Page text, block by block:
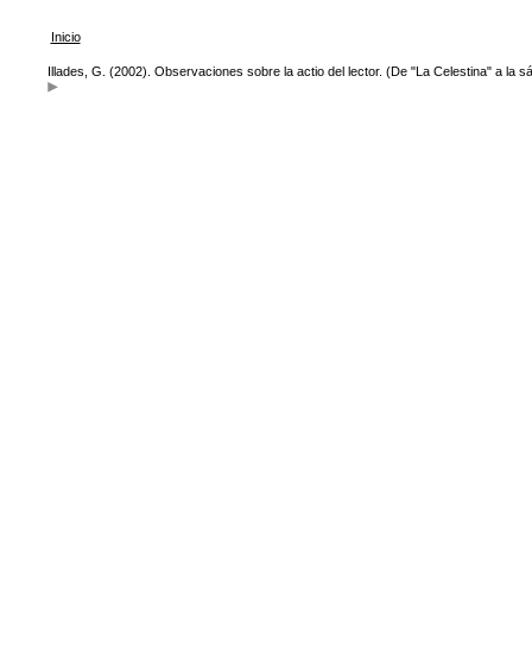
Inicio
Illades, G. (2002). Observaciones sobre la actio del lector. (De "La Celestina" a la